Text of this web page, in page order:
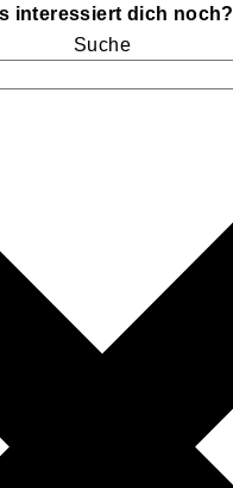
interessiert dich noch?
Suche